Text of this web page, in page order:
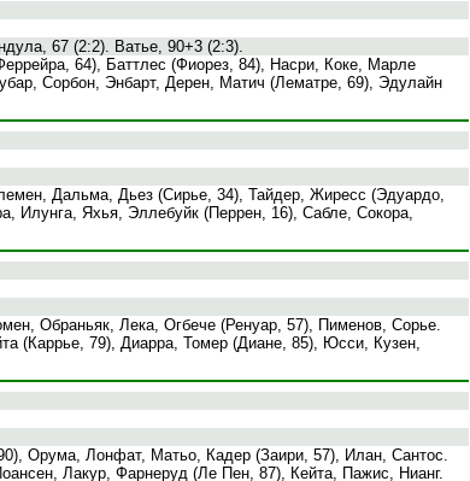
67 (2:2). Ватье, 90+3 (2:3).
64), Баттлес (Фиорез, 84), Насри, Коке, Марле
Сорбон, Энбарт, Дерен, Матич (Лематре, 69), Эдулайн
Дальма, Дьез (Сирье, 34), Тайдер, Жиресс (Эдуардо,
Илунга, Яхья, Эллебуйк (Перрен, 16), Сабле, Сокора,
Обраньяк, Лека, Огбече (Ренуар, 57), Пименов, Сорье.
(Каррье, 79), Диарра, Томер (Диане, 85), Юсси, Кузен,
Орума, Лонфат, Матьо, Кадер (Заири, 57), Илан, Сантос.
Лакур, Фарнеруд (Ле Пен, 87), Кейта, Пажис, Нианг.